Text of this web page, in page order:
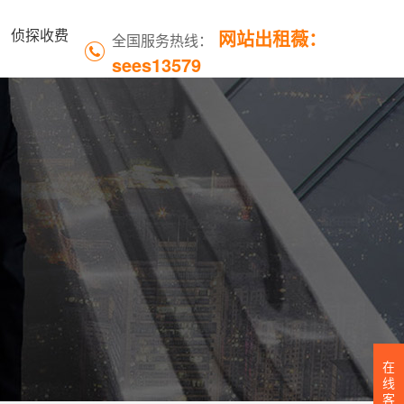
全国服务热线：
网站出租薇：
sees13579
侦探收费
在
线
客